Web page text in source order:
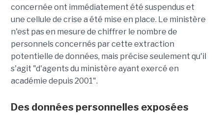
concernée ont immédiatement été suspendus et
une cellule de crise a été mise en place. Le ministère
n'est pas en mesure de chiffrer le nombre de
personnels concernés par cette extraction
potentielle de données, mais précise seulement qu'il
s'agit "d'agents du ministère ayant exercé en
académie depuis 2001".
Des données personnelles exposées